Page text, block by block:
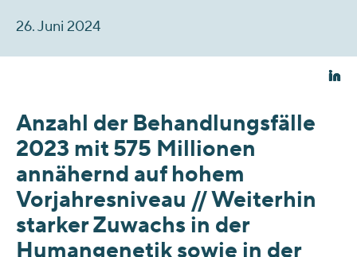
26. Juni 2024
Anzahl der Behandlungsfälle
2023 mit 575 Millionen
annähernd auf hohem
Vorjahresniveau // Weiterhin
starker Zuwachs in der
Humangenetik sowie in der